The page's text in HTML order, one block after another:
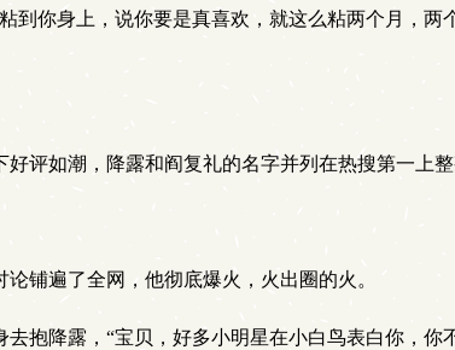
到你身上，说你要是真喜欢，就这么粘两个月，
评如潮，降露和阎复礼的名字并列在热搜第一上
铺遍了全网，他彻底爆火，火出圈的火。
抱降露，“宝贝，好多小明星在小白鸟表白你，你